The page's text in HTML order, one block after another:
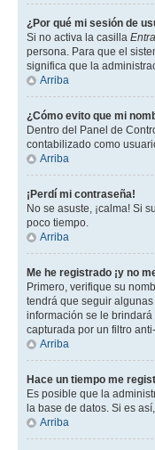
¿Por qué mi sesión de
Si no activa la casilla
persona. Para que el
significa que la
Arriba
¿Cómo evito que mi
Dentro del Panel de
contabilizado como
Arriba
¡Perdí mi contraseña!
No se asuste, ¡calma! Si
poco tiempo.
Arriba
Me he registrado ¡y no
Primero, verifique su
tendrá que seguir
información se le
capturada por un filtro
Arriba
Hace un tiempo me
Es posible que la
la base de datos. Si es
Arriba